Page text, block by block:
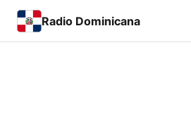
Radio Dominicana